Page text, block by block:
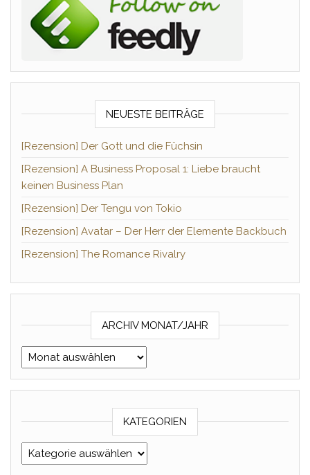
NEUESTE BEITRÄGE
[Rezension] Der Gott und die Füchsin
[Rezension] A Business Proposal 1: Liebe braucht
keinen Business Plan
[Rezension] Der Tengu von Tokio
[Rezension] Avatar – Der Herr der Elemente Backbuch
[Rezension] The Romance Rivalry
ARCHIV MONAT/JAHR
Archiv Monat/Jahr
KATEGORIEN
Kategorien